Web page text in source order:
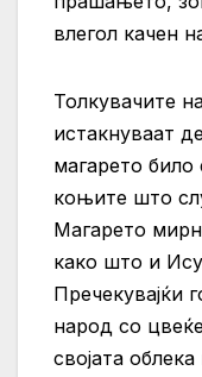
влегол качен
Толкувачите
истакнуваат
магарето
коњите што
Магарето
како што и
Пречекувајќи
народ со
својата